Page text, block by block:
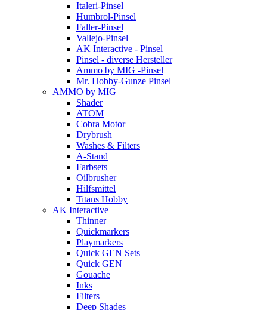
Italeri-Pinsel
Humbrol-Pinsel
Faller-Pinsel
Vallejo-Pinsel
AK Interactive - Pinsel
Pinsel - diverse Hersteller
Ammo by MIG -Pinsel
Mr. Hobby-Gunze Pinsel
AMMO by MIG
Shader
ATOM
Cobra Motor
Drybrush
Washes & Filters
A-Stand
Farbsets
Oilbrusher
Hilfsmittel
Titans Hobby
AK Interactive
Thinner
Quickmarkers
Playmarkers
Quick GEN Sets
Quick GEN
Gouache
Inks
Filters
Deep Shades